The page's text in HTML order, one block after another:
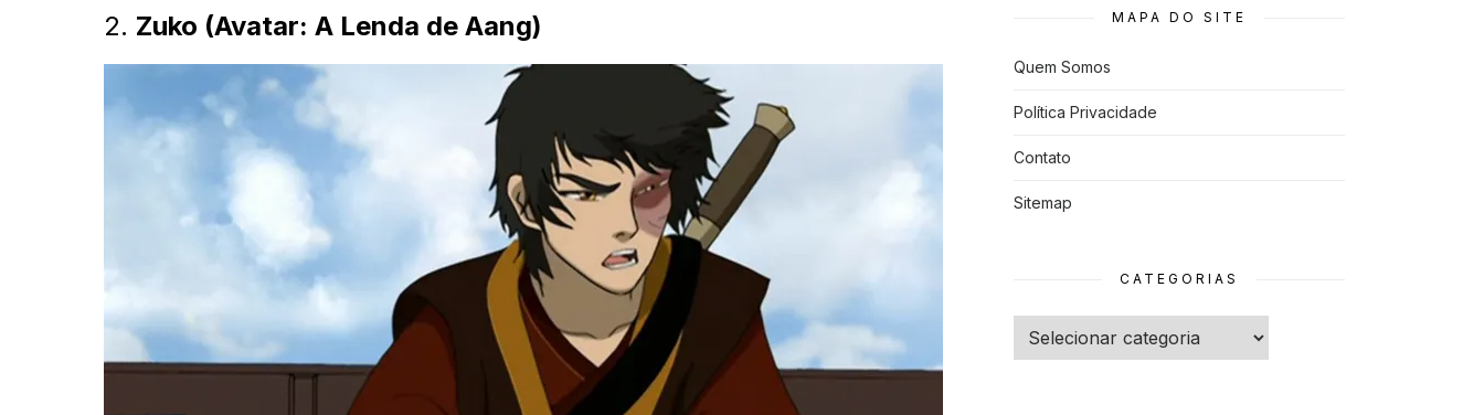
2. Zuko (Avatar: A Lenda de Aang) MAPA DO SITE
Quem Somos
Política Privacidade
Contato
Sitemap
CATEGORIAS
Categorias